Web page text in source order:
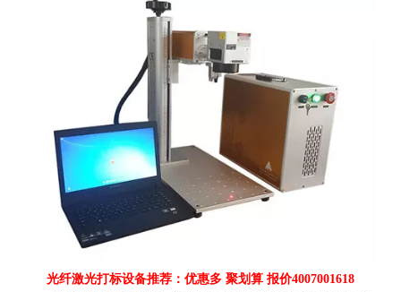
光纤激光打标设备推荐：优惠多 聚划算 报价4007001618